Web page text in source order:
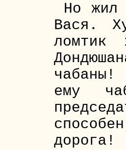
Но жил
Вася.
ему
дорога!